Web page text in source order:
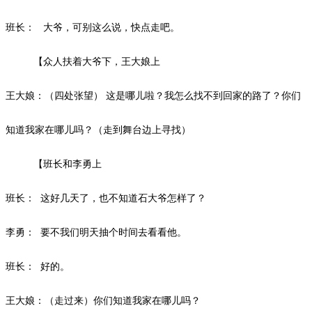
班长： 大爷，可别这么说，快点走吧。
【众人扶着大爷下，王大娘上
王大娘：（四处张望） 这是哪儿啦？我怎么找不到回家的路了？你们
知道我家在哪儿吗？（走到舞台边上寻找）
【班长和李勇上
班长： 这好几天了，也不知道石大爷怎样了？
李勇： 要不我们明天抽个时间去看看他。
班长： 好的。
王大娘：（走过来）你们知道我家在哪儿吗？